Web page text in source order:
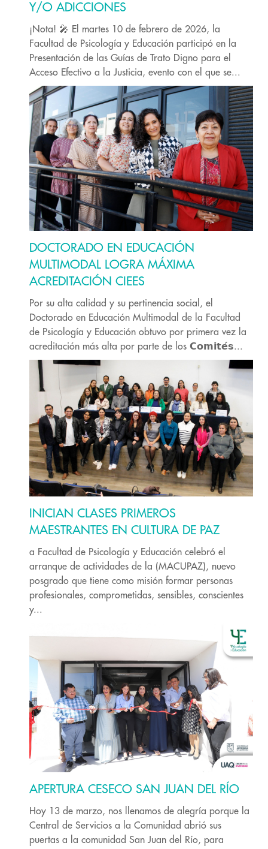
Y/O ADICCIONES
¡Nota! 🎤 El martes 10 de febrero de 2026, la
Facultad de Psicología y Educación participó en la
Presentación de las Guías de Trato Digno para el
Acceso Efectivo a la Justicia, evento con el que se...
DOCTORADO EN EDUCACIÓN
MULTIMODAL LOGRA MÁXIMA
ACREDITACIÓN CIEES
Por su alta calidad y su pertinencia social, el
Doctorado en Educación Multimodal de la Facultad
de Psicología y Educación obtuvo por primera vez la
acreditación más alta por parte de los 𝗖𝗼𝗺𝗶𝘁𝗲́𝘀...
INICIAN CLASES PRIMEROS
MAESTRANTES EN CULTURA DE PAZ
a Facultad de Psicología y Educación celebró el
arranque de actividades de la (MACUPAZ), nuevo
posgrado que tiene como misión formar personas
profesionales, comprometidas, sensibles, conscientes
y...
APERTURA CESECO SAN JUAN DEL RÍO
Hoy 13 de marzo, nos llenamos de alegría porque la
Central de Servicios a la Comunidad abrió sus
puertas a la comunidad San Juan del Río, para